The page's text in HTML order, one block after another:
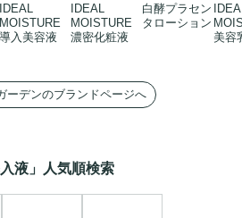
IDEAL
MOISTURE
導入美容液
IDEAL
MOISTURE
濃密化粧液
白酵プラセン
タローション
美容
ーデンのブランドページへ
液」人気順検索